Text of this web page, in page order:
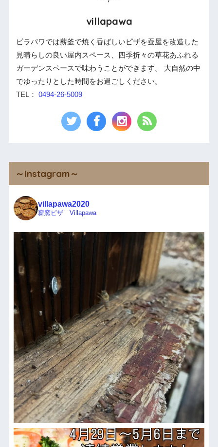
villapawa
ビラパワでは薪釜で焼く香ばしいピザを蚕屋を改造した
見晴らしの良い屋内スペース、四季折々の草花あふれる
ガーデンスペースで味わうことができます。 大自然の中
でゆったりとした時間をお過ごしください。
TEL： 0494-26-5009
～Instagram～
villapawa2020
薪窯ピザ Villapawa